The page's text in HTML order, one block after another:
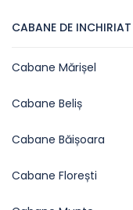
CABANE DE INCHIRIAT
Cabane Mărișel
Cabane Beliș
Cabane Băișoara
Cabane Florești